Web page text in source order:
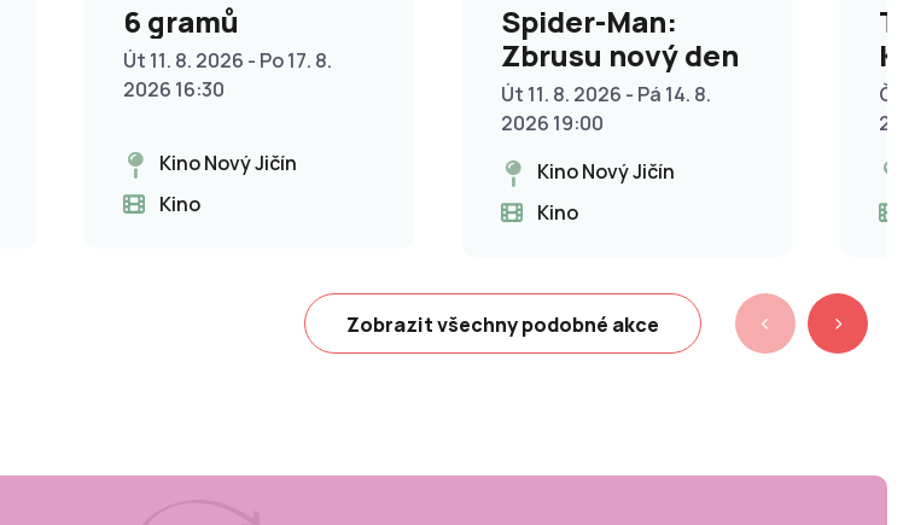
6 gramů
Út 11. 8. 2026 - Po 17. 8.
2026 16:30
Kino Nový Jičín
Kino
Spider-Man:
Zbrusu nový den
Út 11. 8. 2026 - Pá 14. 8.
2026 19:00
Kino Nový Jičín
Kino
Čt
Zobrazit všechny podobné akce